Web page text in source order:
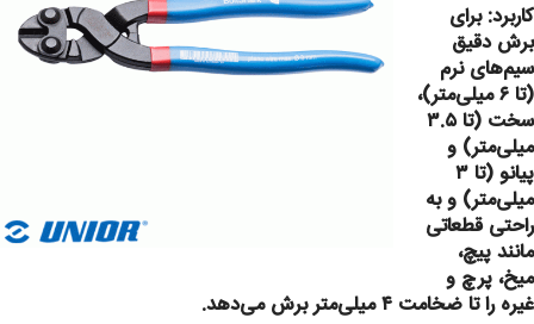
کاربرد:برای
برش دقیق
سیم‌های نرم
(تا ۶ میلی‌متر)،
سخت (تا ۳.۵
میلی‌متر) و
پیانو (تا ۳
میلی‌متر) وبه
راحتی قطعاتی
مانند پیچ،
میخ، پرچ و
غیره را تا ضخامت ۴ میلی‌متر برش می‌دهد.